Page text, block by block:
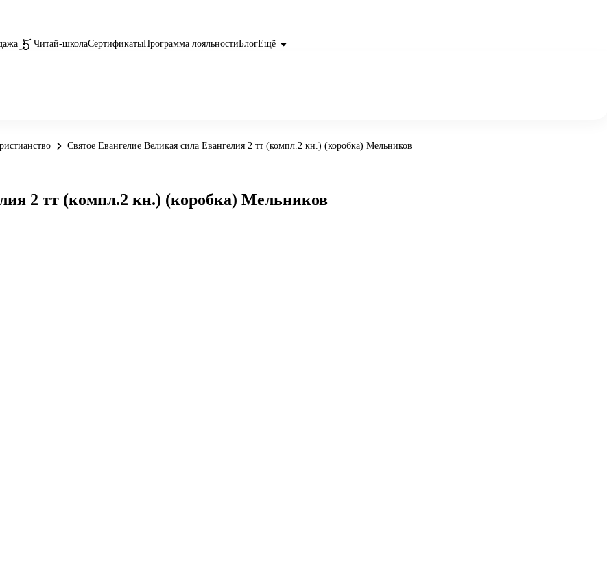
Читай-школаСертификатыПрограмма лояльностиБлогЕщё
Святое Евангелие Великая сила Евангелия 2 тт (компл.2 кн.) (коробка) Мельников
2 тт (компл.2 кн.) (коробка) Мельников